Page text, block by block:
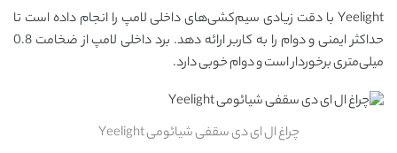
Yeelight با دقت زیادی سیم‌کشی‌های داخلی لامپ را انجام داده است تا
حداکثر ایمنی و دوام را به کاربر ارائه دهد. برد داخلی لامپ از ضخامت 0.8
میلی‌متری برخوردار است و دوام خوبی دارد.
چراغ ال ای دی سقفی شیائومی Yeelight